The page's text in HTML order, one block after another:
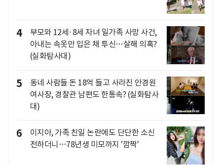
4
부모와 12세·8세 자녀 일가족 사망 사건,
아내는 속옷만 입은 채 투신…살해 의혹?
(실화탐사대)
5
동네 사람들 돈 18억 들고 사라진 안경원
여사장, 경찰관 남편도 한통속? (실화탐사
대)
6
이지아, 가족 친일 논란에도 단단한 소신
전하더니…78년생 미모까지 '깜짝'